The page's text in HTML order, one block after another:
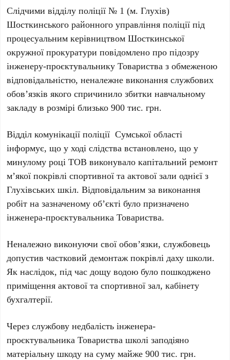
Слідчими відділу поліції № 1 (м. Глухів)
Шосткинського районного управління поліції під
процесуальним керівництвом Шосткинської
окружної прокуратури повідомлено про підозру
інженеру-проєктувальнику Товариства з обмеженою
відповідальністю, неналежне виконання службових
обов’язків якого спричинило збитки навчальному
закладу в розмірі близько 900 тис. грн.
Відділ комунікації поліції Сумської області
інформує, що у ході слідства встановлено, що у
минулому році ТОВ виконувало капітальний ремонт
м’якої покрівлі спортивної та актової зали однієї з
Глухівських шкіл. Відповідальним за виконання
робіт на зазначеному об’єкті було призначено
інженера-проєктувальника Товариства.
Неналежно виконуючи свої обов’язки, службовець
допустив частковий демонтаж покрівлі даху школи.
Як наслідок, під час дощу водою було пошкоджено
приміщення актової та спортивної зал, кабінету
бухгалтерії.
Через службову недбалість інженера-
проєктувальника Товариства школі заподіяно
матеріальну шкоду на суму майже 900 тис. грн.